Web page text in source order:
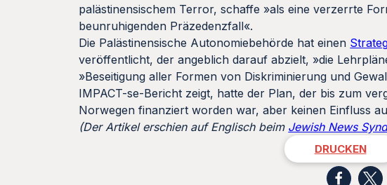
palästinensischem Terror, schaffe »als eine verzerrte
beunruhigenden Präzedenzfall«.
Die Palästinensische Autonomiebehörde hat einen
veröffentlicht, der angeblich darauf abzielt, »die
»Beseitigung aller Formen von Diskriminierung und
IMPACT-se-Bericht zeigt, hatte der Plan, der bis zum
Norwegen finanziert worden war, aber keinen Einfluss
(Der Artikel erschien auf Englisch beim Jewish News
DRUCKEN